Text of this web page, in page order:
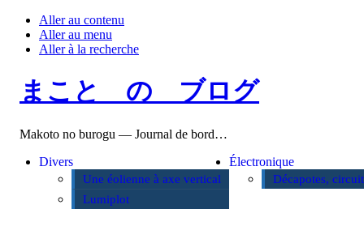
Aller au contenu
Aller au menu
Aller à la recherche
まこと の ブログ
Makoto no burogu — Journal de bord…
Divers
Une éolienne à axe vertical
Lumiplot
Électronique
Décapotes,